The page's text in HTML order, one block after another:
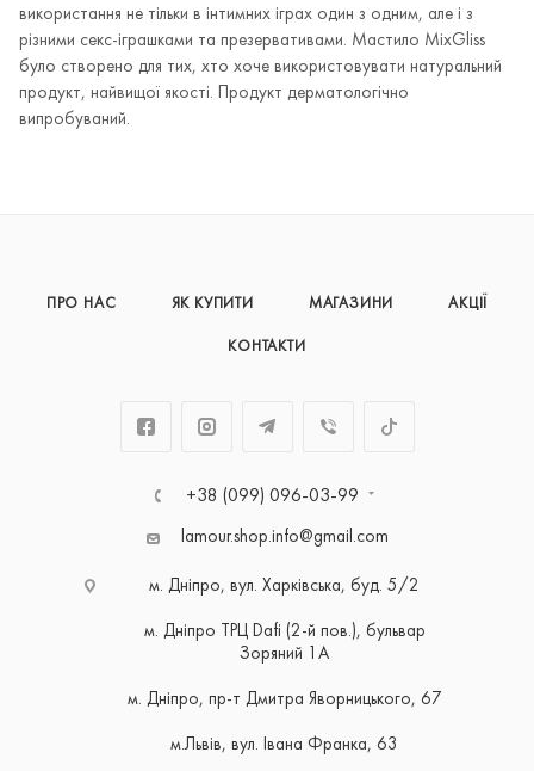
використання не тільки в інтимних іграх один з одним, але і з
різними секс-іграшками та презервативами. Мастило MixGliss
було створено для тих, хто хоче використовувати натуральний
продукт, найвищої якості. Продукт дерматологічно
випробуваний.
ПРО НАС ЯК КУПИТИ МАГАЗИНИ АКЦІЇ
КОНТАКТИ
+38 (099) 096-03-99
lamour.shop.info@gmail.com
м. Дніпро, вул. Харківська, буд. 5/2
м. Дніпро ТРЦ Dafi (2-й пов.), бульвар
Зоряний 1А
м. Дніпро, пр-т Дмитра Яворницького, 67
м.Львів, вул. Івана Франка, 63